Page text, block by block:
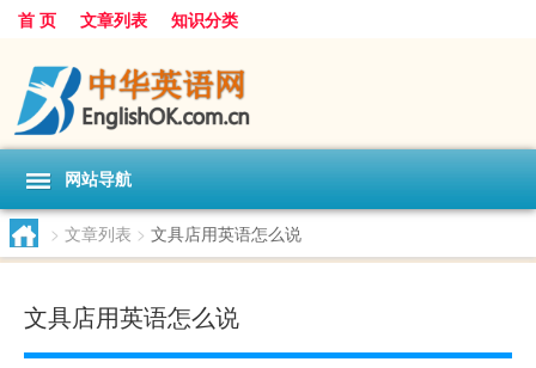
首 页 文章列表 知识分类
网站导航
> 文章列表 > 文具店用英语怎么说
文具店用英语怎么说